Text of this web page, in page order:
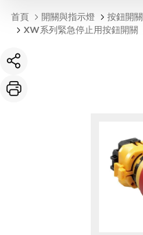
首頁 開關與指示燈 按鈕開關
XW系列緊急停止用按鈕開關